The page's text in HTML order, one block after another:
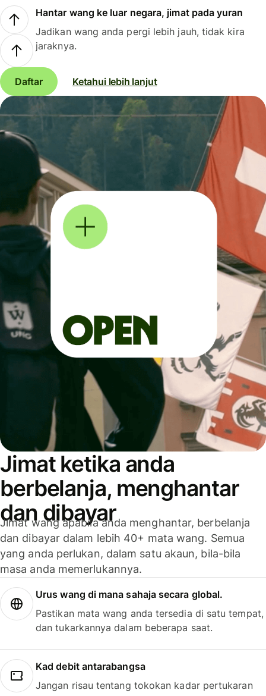
Hantar wang ke luar negara, jimat pada yuran
Jadikan wang anda pergi lebih jauh, tidak kira
jaraknya.
Daftar Ketahui lebih lanjut
Jimat ketika anda
berbelanja, menghantar
dan dibayar
Jimat wang apabila anda menghantar, berbelanja
dan dibayar dalam lebih 40+ mata wang. Semua
yang anda perlukan, dalam satu akaun, bila-bila
masa anda memerlukannya.
Urus wang di mana sahaja secara global.
Pastikan mata wang anda tersedia di satu tempat,
dan tukarkannya dalam beberapa saat.
Kad debit antarabangsa
Jangan risau tentang tokokan kadar pertukaran